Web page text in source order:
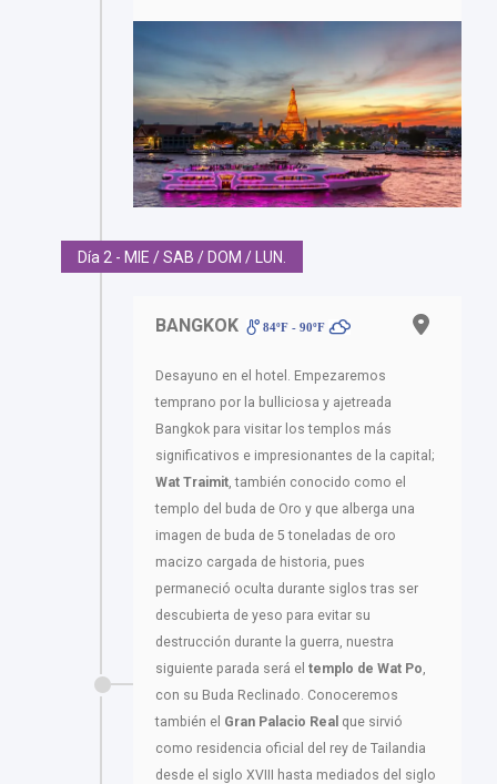
Día 2 - MIE / SAB / DOM / LUN.
BANGKOK 84ºF - 90ºF
Desayuno en el hotel. Empezaremos
temprano por la bulliciosa y ajetreada
Bangkok para visitar los templos más
significativos e impresionantes de la capital;
Wat Traimit, también conocido como el
templo del buda de Oro y que alberga una
imagen de buda de 5 toneladas de oro
macizo cargada de historia, pues
permaneció oculta durante siglos tras ser
descubierta de yeso para evitar su
destrucción durante la guerra, nuestra
siguiente parada será el templo de Wat Po,
con su Buda Reclinado. Conoceremos
también el Gran Palacio Real que sirvió
como residencia oficial del rey de Tailandia
desde el siglo XVIII hasta mediados del siglo